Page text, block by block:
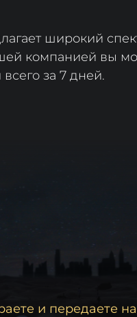
широкий
компанией вы
за 7 дней.
и передаете